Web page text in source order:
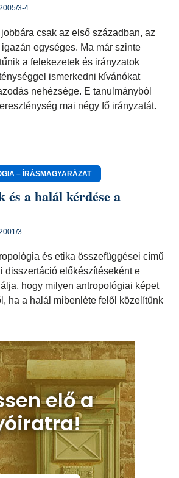
3-4.
csak az első században, az
egységes. Ma már szinte
a felekezetek és irányzatok
ismerkedni kívánókat
nehézsége. E tanulmányból
mai négy fő irányzatát.
– ÍRÁSMAGYARÁZAT
és a halál kérdése a
3.
és etika összefüggései című
disszertáció előkészítéseként e
hogy milyen antropológiai képet
ha a halál mibenléte felől közelítünk
elő a